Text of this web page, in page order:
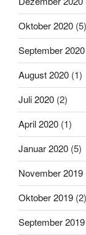
Oktober 2020 (5)
September 2020
August 2020 (1)
Juli 2020 (2)
April 2020 (1)
Januar 2020 (5)
November 2019
Oktober 2019 (2)
September 2019